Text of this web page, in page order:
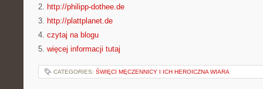
2. http://philipp-dothee.de
3. http://plattplanet.de
4. czytaj na blogu
5. więcej informacji tutaj
CATEGORIES: ŚWIĘCI MĘCZENNICY I ICH HEROICZNA WIARA